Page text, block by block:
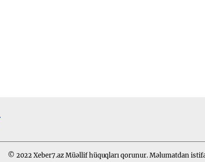
© 2022 Xeber7.az Müəllif hüquqları qorunur. Məlumatdan